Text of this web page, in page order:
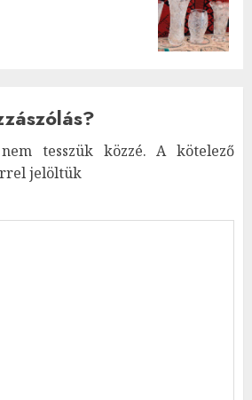
tesszük közzé. A kötelező
jelöltük